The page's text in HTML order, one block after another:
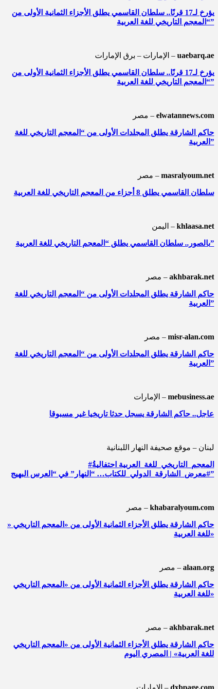
يؤرخ لـ17 قرنًا.. سلطان القاسمي يطلق الأجزاء الثمانية الأولى من
“المعجم التاريخي للغة العربية”
الإمارات – برق الإمارات – uaebarq.ae
يؤرخ لـ17 قرنًا.. سلطان القاسمي يطلق الأجزاء الثمانية الأولى من
“المعجم التاريخي للغة العربية”
مصر – elwatannews.com
حاكم الشارقة يطلق المجلدات الأولى من “المعجم التاريخي للغة
العربية”
مصر – masralyoum.net
سلطان القاسمي يطلق 8 أجزاء من المعجم التاريخي للغة العربية
اليمن – khlaasa.net
بالصور.. سلطان القاسمي يطلق “المعجم التاريخي للغة العربية”
مصر – akhbarak.net
حاكم الشارقة يطلق المجلدات الأولى من “المعجم التاريخي للغة
العربية”
مصر – misr-alan.com
حاكم الشارقة يطلق المجلدات الأولى من “المعجم التاريخي للغة
العربية”
الإمارات – mebusiness.ae
عاجل.. حاكم الشارقة يسجل حدثا تاريخيا غير مسبوقا
لبنان – موقع صحيفة النهار اللبنانية
#المعجم_التاريخي_للغة_العربية احتفاليةُ
#معرض_الشارقة_الدولي_للكتاب… “النهار” في “العرس البهيج”
مصر – khabaralyoum.com
» حاكم الشارقة يطلق الأجزاء الثمانية الأولى من «المعجم التاريخي
للغة العربية»
مصر – alaan.org
حاكم الشارقة يطلق الأجزاء الثمانية الأولى من «المعجم التاريخي
للغة العربية»
مصر – akhbarak.net
حاكم الشارقة يطلق الأجزاء الثمانية الأولى من «المعجم التاريخي
للغة العربية» | المصري اليوم
الإمارات – dxbpage.com